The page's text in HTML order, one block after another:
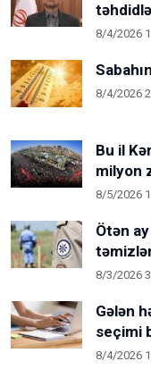
8/4/2026
8/4/2026
Bu il
milyon
8/5/2026
Ötən
8/3/2026
Gələn
seçimi
8/4/2026